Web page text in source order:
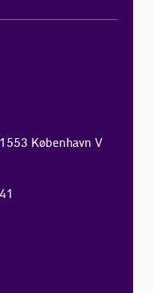
København V